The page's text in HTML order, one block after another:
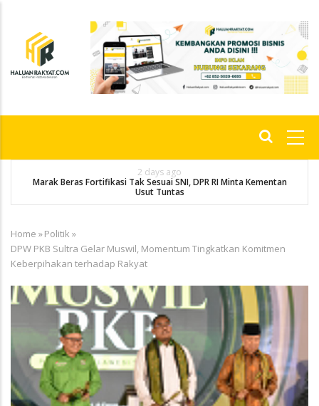
content
4 days ago
Angkatan 2010 Juara Umum Liga Alumni VII Smansa Kulisusu
Breadcrumb
Home »Politik »
DPW PKB Sultra Gelar Muswil, Momentum Tingkatkan Komitmen
Keberpihakan terhadap Rakyat